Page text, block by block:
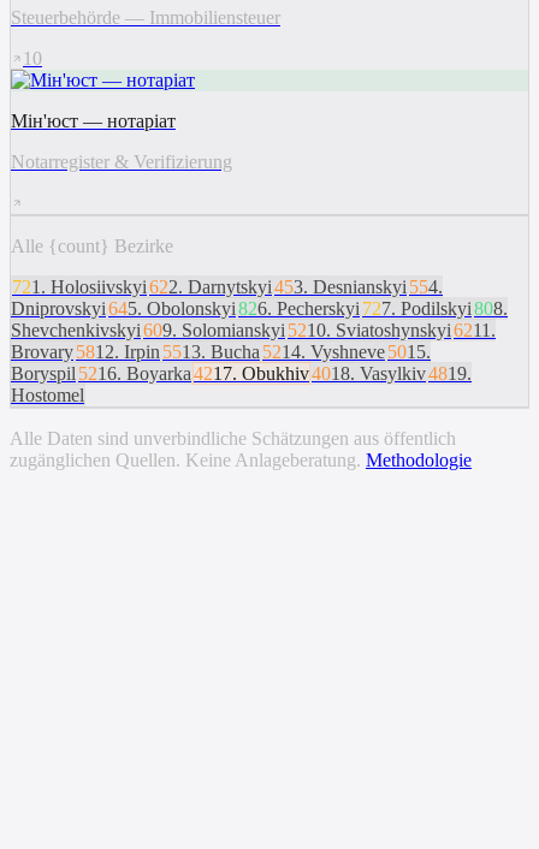
Steuerbehörde — Immobiliensteuer
10
Мін'юст — нотаріат
Notarregister & Verifizierung
Alle {count} Bezirke
721 . Holosiivskyi622. Darnytskyi453. Desnianskyi 554.
Dniprovskyi645. Obolonskyi826. Pecherskyi 727. Podilskyi808.
Shevchenkivskyi609. Solomianskyi 5210. Sviatoshynskyi6211 .
Brovary5812. Irpin 5513. Bucha 5214. Vyshneve5015.
Boryspil 5216. Boyarka4217. Obukhiv4018. Vasylkiv4819.
Hostomel
Alle Daten sind unverbindliche Schätzungen aus öffentlich
zugänglichen Quellen. Keine Anlageberatung. Methodologie